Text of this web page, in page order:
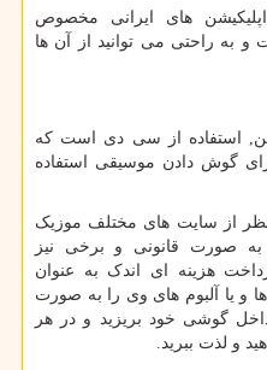
های ایرانی مخصوص
به راحتی می توانید از آن ها
استفاده از سی دی است که
گوش دادن موسیقی استفاده
نظر از سایت های مختلف موزیک
صورت قانونی و برخی نیز
هزینه ای اندک به عنوان
و یا آلبوم های وی را به صورت
داخل گوشی خود بریزید و در هر
و لذت ببرید.